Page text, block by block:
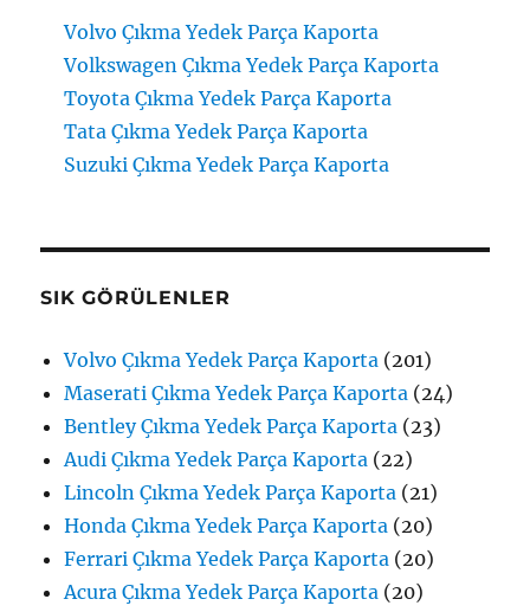
Volvo Çıkma Yedek Parça Kaporta
Volkswagen Çıkma Yedek Parça Kaporta
Toyota Çıkma Yedek Parça Kaporta
Tata Çıkma Yedek Parça Kaporta
Suzuki Çıkma Yedek Parça Kaporta
SIK GÖRÜLENLER
Volvo Çıkma Yedek Parça Kaporta (201)
Maserati Çıkma Yedek Parça Kaporta (24)
Bentley Çıkma Yedek Parça Kaporta (23)
Audi Çıkma Yedek Parça Kaporta (22)
Lincoln Çıkma Yedek Parça Kaporta (21)
Honda Çıkma Yedek Parça Kaporta (20)
Ferrari Çıkma Yedek Parça Kaporta (20)
Acura Çıkma Yedek Parça Kaporta (20)